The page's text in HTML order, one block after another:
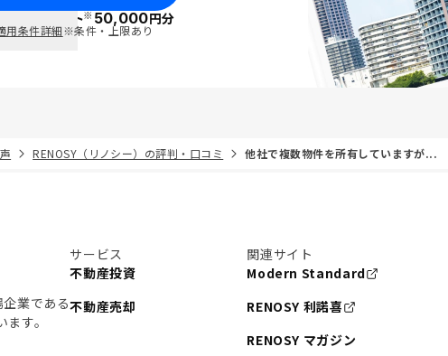
ポイント※50,000円分
用条件詳細※条件・上限あり
RENOSY（リノシー）の評判・口コミ 他社で複数物件を所有していますが...
業である
す。
サービス
不動産投資
不動産売却
関連サイト
Modern Standard
RENOSY 利諾喜
RENOSY マガジン